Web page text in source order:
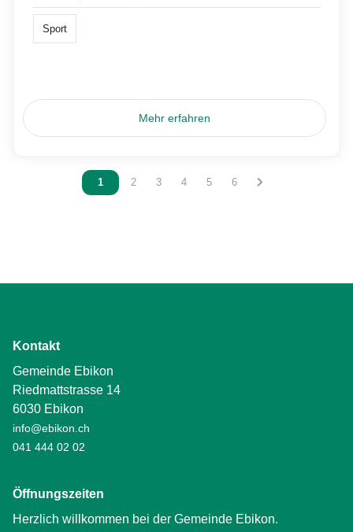
Sport
Mehr erfahren
Vous êtes sur la page
1 Vous êtes sur la page
2 Vous êtes sur la page
3 Vous êtes sur la page
4 Vous êtes sur la page
5 Vous êtes sur la page
6
Kontakt
Gemeinde Ebikon
Riedmattstrasse 14
6030 Ebikon
info@ebikon.ch
041 444 02 02
Öffnungszeiten
Herzlich willkommen bei der Gemeinde Ebikon.